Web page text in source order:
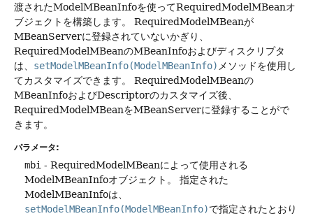
渡されたModelMBeanInfoを使ってRequiredModelMBeanオ
ブジェクトを構築します。
RequiredModelMBeanが
MBeanServerに登録されていないかぎり、
RequiredModelMBeanのMBeanInfoおよびディスクリプタ
は、 setModelMBeanInfo(ModelMBeanInfo) メソッドを使用し
てカスタマイズできます。
RequiredModelMBeanの
MBeanInfoおよびDescriptorのカスタマイズ後、
RequiredModelMBeanをMBeanServerに登録することがで
きます。
パラメータ:
mbi - RequiredModelMBeanによって使用される
ModelMBeanInfoオブジェクト。
指定された
ModelMBeanInfoは、
setModelMBeanInfo(ModelMBeanInfo)で指定されたとおり